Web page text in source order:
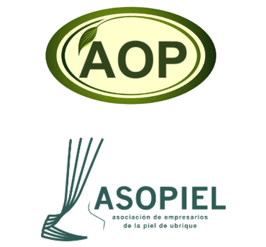
American Origin Product Association
(AOPA)
Asociación de empresarios de la la Piel
de Ubrique (ASOPIEL)